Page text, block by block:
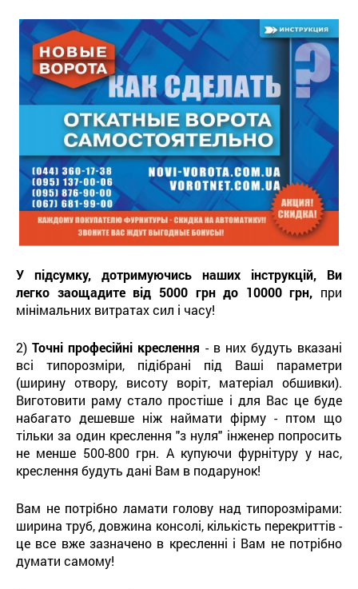
У підсумку, дотримуючись наших інструкцій, Ви
легко заощадите від 5000 грн до 10000 грн, при
мінімальних витратах сил і часу!
2)Точні професійні креслення - в них будуть вказані
всі типорозміри, підібрані під Ваші параметри
(ширину отвору, висоту воріт, матеріал обшивки).
Виготовити раму стало простіше і для Вас це буде
набагато дешевше ніж наймати фірму - птом що
тільки за один креслення "з нуля" інженер попросить
не менше 500-800 грн. А купуючи фурнітуру у нас,
креслення будуть дані Вам в подарунок!
Вам не потрібно ламати голову над типорозмірами:
ширина труб, довжина консолі, кількість перекриттів -
це все вже зазначено в кресленні і Вам не потрібно
думати самому!